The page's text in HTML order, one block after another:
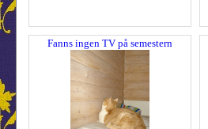
Fanns ingen TV på semestern